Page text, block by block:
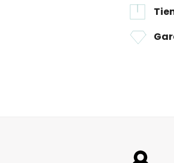
esté en
a50€
Envío